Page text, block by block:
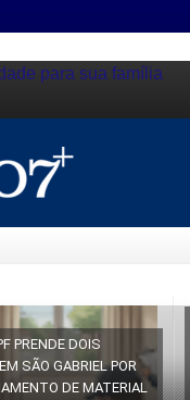
PRENDE DOIS
SÃO GABRIEL POR
DE MATERIAL